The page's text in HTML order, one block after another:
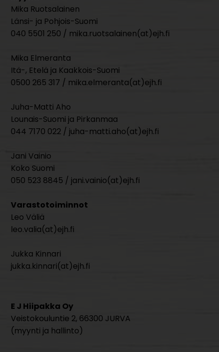
Mika Ruotsalainen
Länsi- ja Pohjois-Suomi
040 5501 250 / mika.ruotsalainen(at)ejh.fi
Mika Elmeranta
Itä-, Etelä ja Kaakkois-Suomi
0500 265 317 / mika.elmeranta(at)ejh.fi
Juha-Matti Aho
Lounais-Suomi ja Pirkanmaa
044 7170 022 / juha-matti.aho(at)ejh.fi
Jani Vainio
Koko Suomi
050 523 8845 / jani.vainio(at)ejh.fi
Varastotoiminnot
Leo Väliä
leo.valia(at)ejh.fi
Jukka Kinnari
jukka.kinnari(at)ejh.fi
E J Hiipakka Oy
Veistokouluntie 2, 66300 JURVA
(myynti ja hallinto)